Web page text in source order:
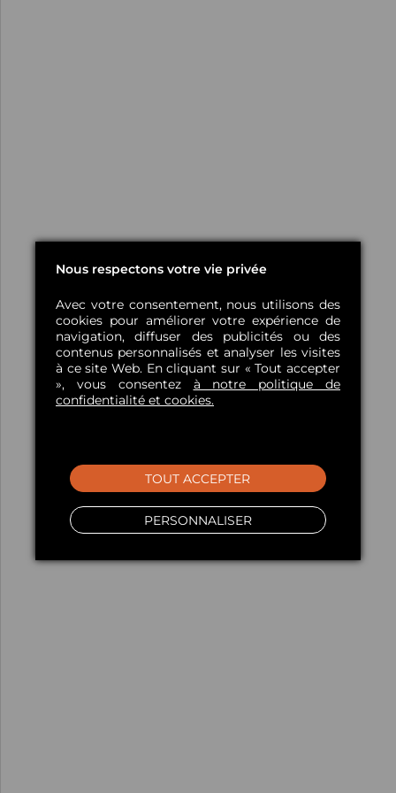
Nous respectons votre vie privée
Avec votre consentement, nous utilisons des
cookies pour améliorer votre expérience de
navigation, diffuser des publicités ou des
contenus personnalisés et analyser les visites
à ce site Web. En cliquant sur « Tout accepter
», vous consentez à notre politique de
confidentialité et cookies.
PERSONNALISER
TOUT ACCEPTER